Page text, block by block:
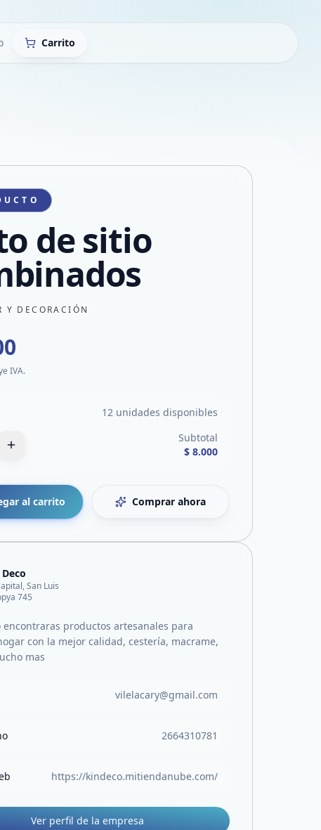
Carrito
de sitio
Y DECORACIÓN
IVA.
12 unidades disponibles
Subtotal
$ 8.000
al carrito Comprar ahora
San Luis
745
encontraras productos artesanales para
con la mejor calidad, cestería, macrame,
mas
vilelacary@gmail.com
2664310781
https://kindeco.mitiendanube.com/
Ver perfil de la empresa